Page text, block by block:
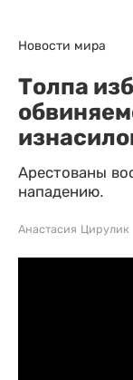
Новости мира
Толпа
Арестованы
нападению.
Анастасия Цирулик